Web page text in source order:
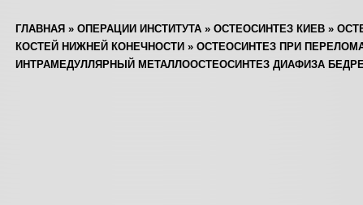
ГЛАВНАЯ » ОПЕРАЦИИ ИНСТИТУТА » ОСТЕОСИНТЕЗ КИЕВ »
КОСТЕЙ НИЖНЕЙ КОНЕЧНОСТИ » ОСТЕОСИНТЕЗ ПРИ
ИНТРАМЕДУЛЛЯРНЫЙ МЕТАЛЛООСТЕОСИНТЕЗ ДИАФИЗА